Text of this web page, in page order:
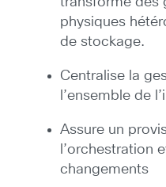
physiques
de stockage.
Centralise la
l’ensemble de
Assure un
l’orchestration
changements